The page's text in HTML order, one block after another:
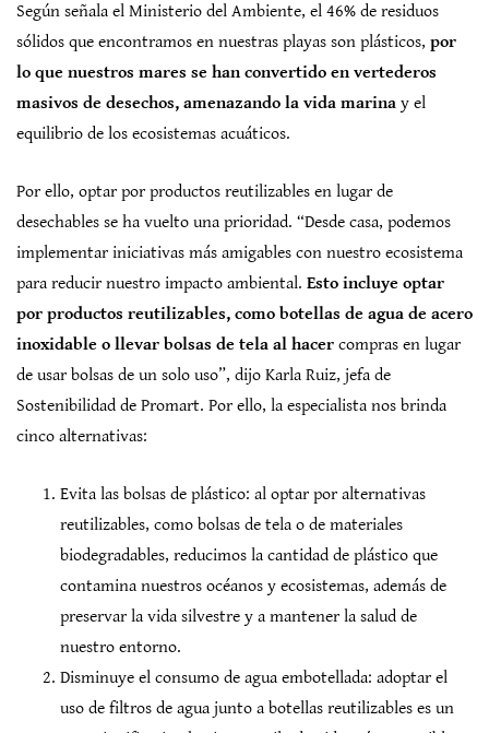
Según señala el Ministerio del Ambiente, el 46% de residuos
sólidos que encontramos en nuestras playas son plásticos, por
lo que nuestros mares se han convertido en vertederos
masivos de desechos, amenazando la vida marina y el
equilibrio de los ecosistemas acuáticos.
Por ello, optar por productos reutilizables en lugar de
desechables se ha vuelto una prioridad. “Desde casa, podemos
implementar iniciativas más amigables con nuestro ecosistema
para reducir nuestro impacto ambiental. Esto incluye optar
por productos reutilizables, como botellas de agua de acero
inoxidable o llevar bolsas de tela al hacer compras en lugar
de usar bolsas de un solo uso”, dijo Karla Ruiz, jefa de
Sostenibilidad de Promart. Por ello, la especialista nos brinda
cinco alternativas:
Evita las bolsas de plástico: al optar por alternativas
reutilizables, como bolsas de tela o de materiales
biodegradables, reducimos la cantidad de plástico que
contamina nuestros océanos y ecosistemas, además de
preservar la vida silvestre y a mantener la salud de
nuestro entorno.
Disminuye el consumo de agua embotellada: adoptar el
uso de filtros de agua junto a botellas reutilizables es un